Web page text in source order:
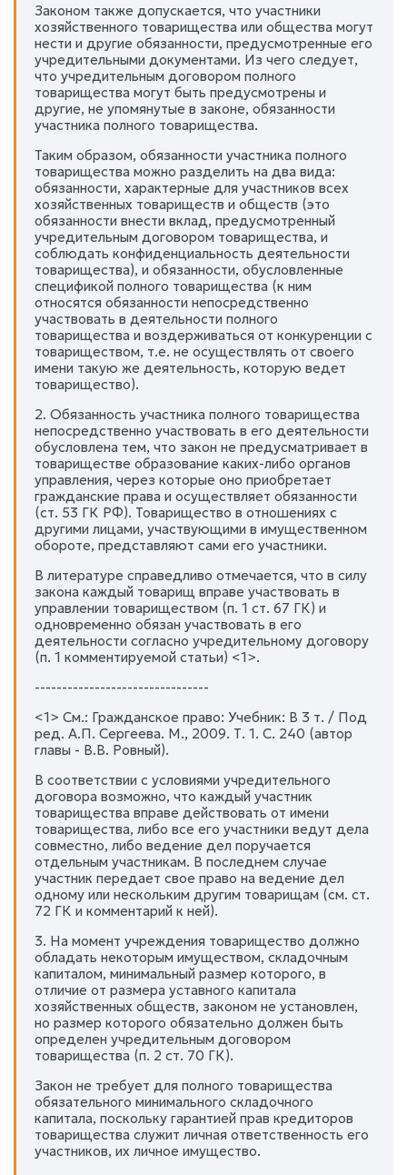
Законом также допускается, что участники
хозяйственного товарищества или общества могут
нести и другие обязанности, предусмотренные его
учредительными документами. Из чего следует,
что учредительным договором полного
товарищества могут быть предусмотрены и
другие, не упомянутые в законе, обязанности
участника полного товарищества.
Таким образом, обязанности участника полного
товарищества можно разделить на два вида:
обязанности, характерные для участников всех
хозяйственных товариществ и обществ (это
обязанности внести вклад, предусмотренный
учредительным договором товарищества, и
соблюдать конфиденциальность деятельности
товарищества), и обязанности, обусловленные
спецификой полного товарищества (к ним
относятся обязанности непосредственно
участвовать в деятельности полного
товарищества и воздерживаться от конкуренции с
товариществом, т.е. не осуществлять от своего
имени такую же деятельность, которую ведет
товарищество).
2. Обязанность участника полного товарищества
непосредственно участвовать в его деятельности
обусловлена тем, что закон не предусматривает в
товариществе образование каких-либо органов
управления, через которые оно приобретает
гражданские права и осуществляет обязанности
(ст. 53 ГК РФ). Товарищество в отношениях с
другими лицами, участвующими в имущественном
обороте, представляют сами его участники.
В литературе справедливо отмечается, что в силу
закона каждый товарищ вправе участвовать в
управлении товариществом (п. 1 ст. 67 ГК) и
одновременно обязан участвовать в его
деятельности согласно учредительному договору
(п. 1 комментируемой статьи) <1>.
--------------------------------
<1> См.: Гражданское право: Учебник: В 3 т. / Под
ред. А.П. Сергеева. М., 2009. Т. 1. С. 240 (автор
главы - В.В. Ровный).
В соответствии с условиями учредительного
договора возможно, что каждый участник
товарищества вправе действовать от имени
товарищества, либо все его участники ведут дела
совместно, либо ведение дел поручается
отдельным участникам. В последнем случае
участник передает свое право на ведение дел
одному или нескольким другим товарищам (см. ст.
72 ГК и комментарий к ней).
3. На момент учреждения товарищество должно
обладать некоторым имуществом, складочным
капиталом, минимальный размер которого, в
отличие от размера уставного капитала
хозяйственных обществ, законом не установлен,
но размер которого обязательно должен быть
определен учредительным договором
товарищества (п. 2 ст. 70 ГК).
Закон не требует для полного товарищества
обязательного минимального складочного
капитала, поскольку гарантией прав кредиторов
товарищества служит личная ответственность его
участников, их личное имущество.